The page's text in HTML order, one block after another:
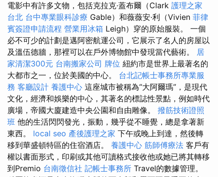
電影中有許多文物，包括克拉克·蓋布爾（Clark 護理之家
台北 台中專業眼科診療 Gable）和薇薇安·利（Vivien 菲律
賓簽證申請流程 營業用冰箱 Leigh）穿的原始服裝。 一個
必不可少的計劃是邁阿密航運公司，它展示了名人的房屋以
及溫伍德牆，那裡可以在戶外博物館中發現當代藝術。 居
家清潔300元 台南搬家公司 牌位 紐約市是世界上最著名的
大都市之一，位於美國的中心。 台北記帳士事務所專業服
務 客廳設計 養護中心 這座城市被稱為“大阿爾瑪”，是現代
文化，經濟和娛樂的中心，其著名的標誌性景點，例如時代
廣場，帝國大廈建造中央公園和自由雕像。 撥筋技術證照
班 他的生活閃閃發光，振動，幾乎從不睡覺，總是拿著新
東西。 local seo 產後護理之家 下午或晚上到達，然後轉
移到華盛頓特區的住宿酒店。 養護中心 筋師傅療法 客戶有
權以書面形式，印刷或其他可讀格式接收他或她已將其轉移
到Premio 台南徵信社 記帳士事務所 Travel的數據管理。